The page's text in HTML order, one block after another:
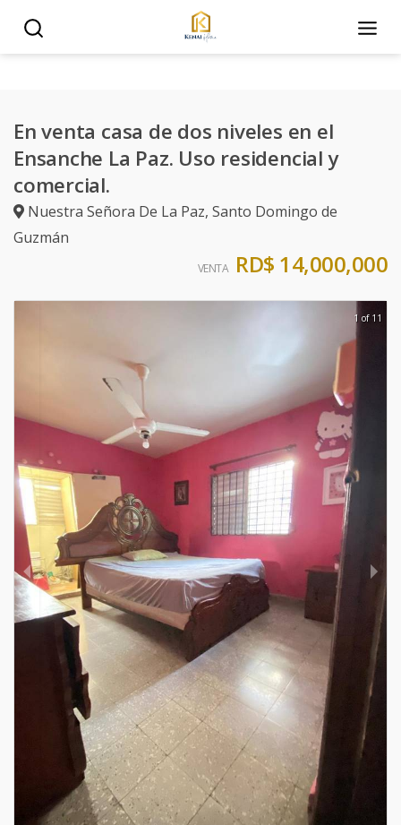
En venta casa de dos niveles en el
Ensanche La Paz. Uso residencial y
comercial.
Nuestra Señora De La Paz, Santo Domingo de
Guzmán
VENTA RD$ 14,000,000
1 of 11